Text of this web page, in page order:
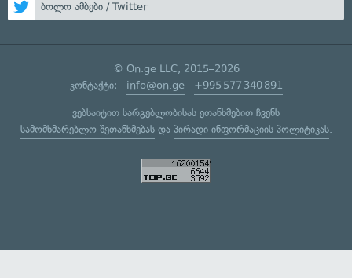
ბოლო ამბები / Twitter
© On.ge LLC, 2015–2026
კონტაქტი: info@on.ge +995 577 340 891
ვებსაიტით სარგებლობისას ეთანხმებით ჩვენს
სამომხმარებლო შეთანხმებასდა პირადი ინფორმაციის პოლიტიკას.